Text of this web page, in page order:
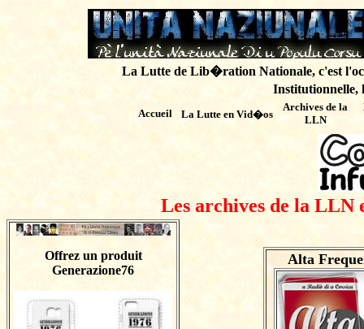
La Lutte de Lib�ration Nationale, c'est
Institutionnelle,
Accueil La Lutte en Vid�os
Archives de la
LLN
Les archives de la LLN
Offrez un produit
Generazione76
Alta